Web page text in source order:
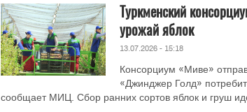
Туркменский
урожай яблок
13.07.2026 - 15:18
Консорциум «Миве»
«Джинджер Голд»
сообщает МИЦ. Сбор ранних сортов яблок и груш